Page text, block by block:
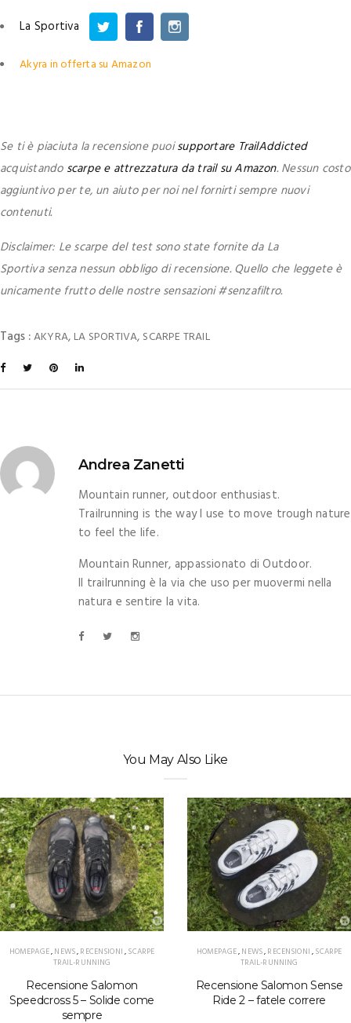
La Sportiva
Akyra in offerta su Amazon
Se ti è piaciuta la recensione puoisupportare TrailAddicted
acquistando scarpe e attrezzatura da trail su Amazon. Nessun costo
aggiuntivo per te, un aiuto per noi nel fornirti sempre nuovi
contenuti.
Disclaimer: Le scarpe del test sono state fornite da La
Sportiva senza nessun obbligo di recensione. Quello che leggete è
unicamente frutto delle nostre sensazioni #senzafiltro.
Tags :AKYRA, LA SPORTIVA, SCARPE TRAIL
Andrea Zanetti
Mountain runner, outdoor enthusiast.
Trailrunning is the way I use to move trough nature
to feel the life.
Mountain Runner, appassionato di Outdoor.
Il trailrunning è la via che uso per muovermi nella
natura e sentire la vita.
You May Also Like
HOMEPAGE,NEWS,RECENSIONI,SCARPE
TRAIL-RUNNING
Recensione Salomon
Speedcross 5 – Solide come
sempre
HOMEPAGE,NEWS,RECENSIONI,SCARPE
TRAIL-RUNNING
Recensione Salomon Sense
Ride 2 – fatele correre